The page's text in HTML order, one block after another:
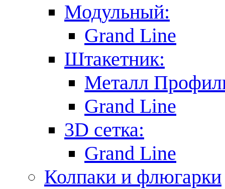
Модульный:
Grand Line
Штакетник:
Металл
Grand Line
3D сетка:
Grand Line
Колпаки и флюгарки